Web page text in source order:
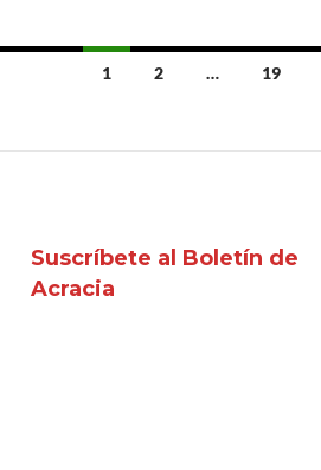
las
1 2 … 19
Suscríbete al Boletín de
Acracia